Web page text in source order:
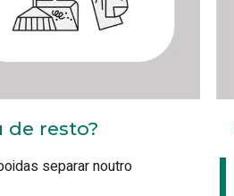
de resto?
separar noutro